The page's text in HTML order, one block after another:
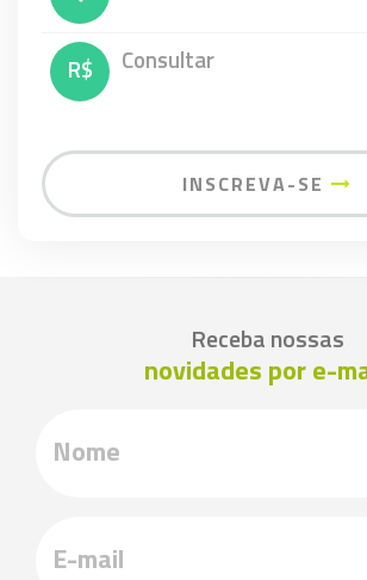
R$ Consultar
INSCREVA-SE
Receba nossas
novidades por e-